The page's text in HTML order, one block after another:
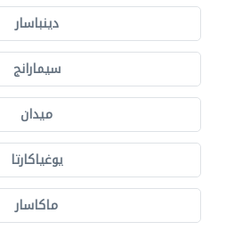
دينباسار
سيمارانج
ميدان
يوغياكارتا
ماكاسار